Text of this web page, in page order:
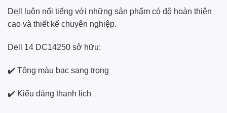
Dell luôn nổi tiếng với những sản phẩm có độ hoàn thiện
cao và thiết kế chuyên nghiệp.
Dell 14 DC14250 sở hữu:
✔️ Tông màu bạc sang trọng
✔️ Kiểu dáng thanh lịch